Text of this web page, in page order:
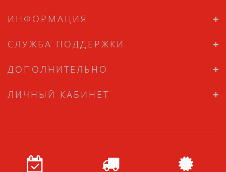
ИНФОРМАЦИЯ
СЛУЖБА ПОДДЕРЖКИ
ДОПОЛНИТЕЛЬНО
ЛИЧНЫЙ КАБИНЕТ